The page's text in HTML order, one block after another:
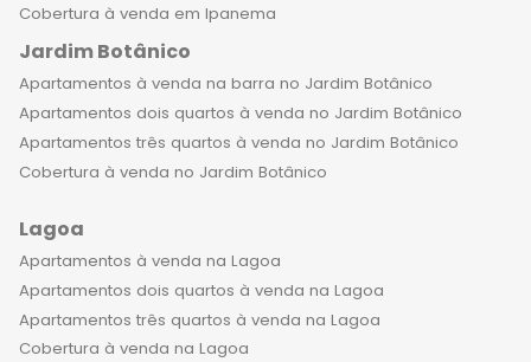
Cobertura à venda em Ipanema
Jardim Botânico
Apartamentos à venda na barra no Jardim Botânico
Apartamentos dois quartos à venda no Jardim Botânico
Apartamentos três quartos à venda no Jardim Botânico
Cobertura à venda no Jardim Botânico
Lagoa
Apartamentos à venda na Lagoa
Apartamentos dois quartos à venda na Lagoa
Apartamentos três quartos à venda na Lagoa
Cobertura à venda na Lagoa